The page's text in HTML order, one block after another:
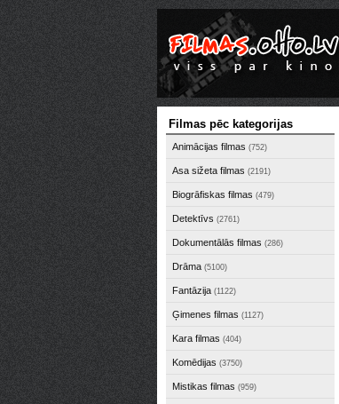
Filmas pēc kategorijas
Animācijas filmas (752)
Asa sižeta filmas (2191)
Biogrāfiskas filmas (479)
Detektīvs (2761)
Dokumentālās filmas (286)
Drāma (5100)
Fantāzija (1122)
Ģimenes filmas (1127)
Kara filmas (404)
Komēdijas (3750)
Mistikas filmas (959)